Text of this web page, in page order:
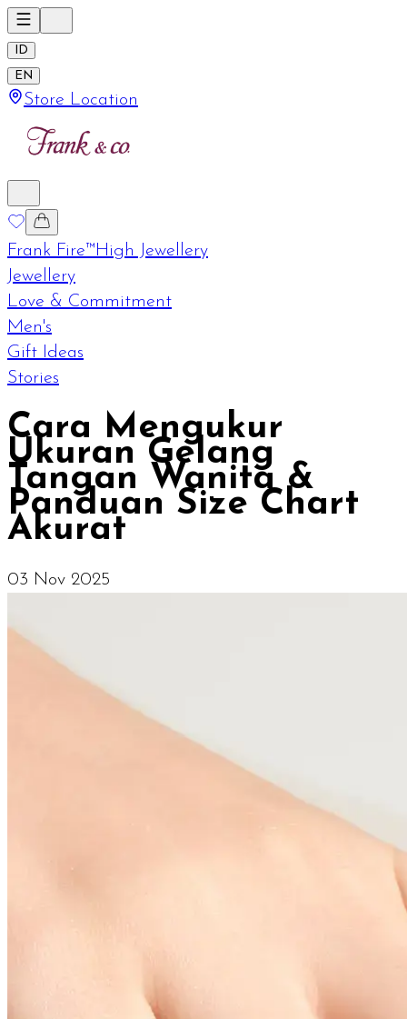
ID
EN
Store Location
Frank Fire™High Jewellery
Jewellery
Love & Commitment
Men's
Gift Ideas
Stories
Cara Mengukur
Ukuran Gelang
Tangan Wanita &
Panduan Size Chart
Akurat
03 Nov 2025